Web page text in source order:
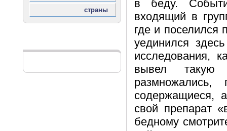
в беду.
входящий в
где и поселился
уединился
исследования,
вывел такую
содержащиеся,
свой препарат
бедному